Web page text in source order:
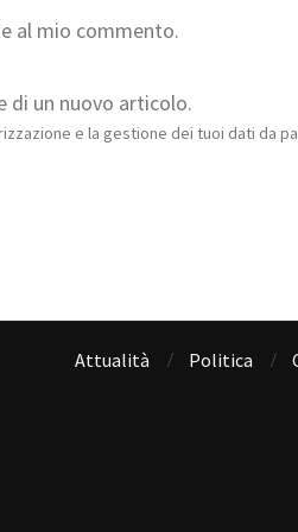
al mio commento.
di un nuovo articolo.
e la gestione dei tuoi dati da
Attualità Politica